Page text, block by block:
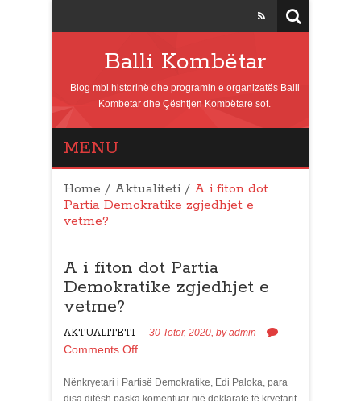
Balli Kombëtar
Blog mbi historinë dhe programin e organizatës Balli
Kombetar dhe Çështjen Kombëtare sot.
MENU
Home / Aktualiteti / A i fiton dot
Partia Demokratike zgjedhjet e
vetme?
A i fiton dot Partia
Demokratike zgjedhjet e
vetme?
AKTUALITETI 30 Tetor, 2020, byadmin
Comments Off
Nënkryetari i Partisë Demokratike, Edi Paloka, para
disa ditësh paska komentuar një deklaratë të kryetarit